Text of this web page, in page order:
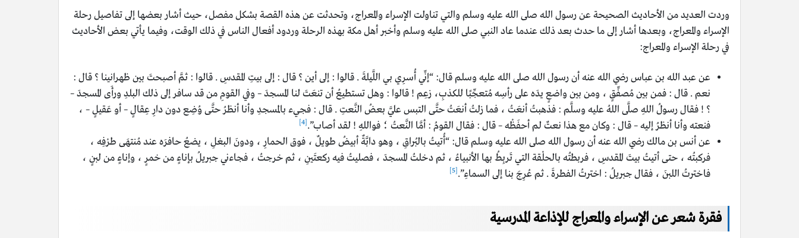
وردت العديد من الأحاديث الصحيحة عن رسول الله صلى الله عليه وسلم والتي تناولت الإسراء والمعراج، وتحدثت عن هذه القصة بشكل مفصل، حيث أشار بعضها إلى تفاصيل رحلة
الإسراء والمعراج، وبعدها أشار إلى ما حدث بعد ذلك عندما عاد النبي صلى الله عليه وسلم وأخبر أهل مكة بهذه الرحلة وردود أفعال الناس في ذلك الوقت، وفيما يأتي بعض الأحاديث
في رحلة الإسراء والمعراج:
عن عبد الله بن عباس رضي الله عنه أن رسول الله صلى الله عليه وسلم قال: “إنِّي أُسرِي بي اللَّيلةَ . قالوا : إلى أين ؟ قال : إلى بيتِ المقدسِ . قالوا : ثمَّ أصبحتَ بين ظهرانينا ؟ قال :
نعم . قال : فمن بين مُصفِّقٍ ، ومن بين واضعٍ يدَه على رأسِه مُتعجِّبًا للكذبِ، زعِم ! قالوا : وهل تستطيعُ أن تنعَتَ لنا المسجدَ – وفي القومِ من قد سافر إلى ذلك البلدِ ورأَى المسجدَ –
؟ ! فقال رسولُ اللهِ صلَّى اللهُ عليه وسلَّم : فذهبتُ أنعَتُ ، فما زلتُ أنعَتُ حتَّى التبس عليَّ بعضُ النَّعتِ . قال : فجيء بالمسجدِ وأنا أنظرُ حتَّى وُضِع دون دارِ عِقالٍ – أو عَقيلٍ – ،
فنعته وأنا أنظرُ إليه – قال : وكان مع هذا نعتٌ لم أحفَظْه – قال : فقال القومُ : أمَّا النَّعتُ ؛ فواللهِ ! لقد أصاب”.[4]
عن أنس بن مالك رضي الله عنه أن رسول الله صلى الله عليه وسلم قال: “أُتيتُ بالبُراقِ ، وهو دابَّةٌ أبيضُ طويلٌ ، فوق الحمارِ ، ودونَ البغلِ ، يضعُ حافرَه عند مُنتهَى طرْفِه ،
فركبتُه ، حتى أتيتُ بيتَ المقدسِ ، فربطتُه بالحلْقة التي تَربِطُ بها الأنبياءُ ، ثم دخلتُ المسجدَ ، فصليتُ فيه ركعتَينِ ، ثم خرجتُ ، فجاءني جبريلُ بإناءٍ من خمرٍ ، وإناءٍ من لبنٍ ،
فاخترتُ اللبنَ ، فقال جبريلُ : اخترتُ الفطرةَ . ثم عُرِجَ بنا إلى السماءِ”.[5]
فقرة شعر عن الإسراء والمعراج للإذاعة المدرسية